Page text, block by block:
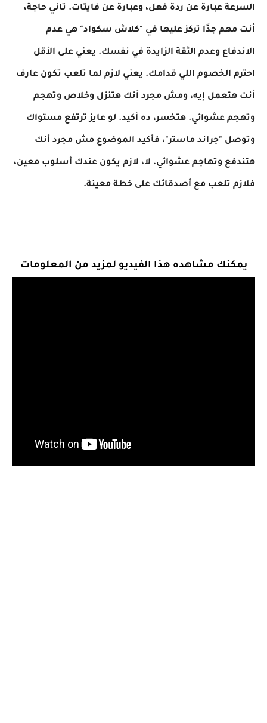
السرعة عبارة عن ردة فعل، وعبارة عن فايتات. تاني حاجة،
أنت مهم جدًا تركز عليها في "كلاش سكواد" هي عدم
الاندفاع وعدم الثقة الزايدة في نفسك. يعني على الأقل
احترم الخصوم اللي قدامك. يعني لازم لما تلعب تكون عارف
أنت هتعمل إيه، ومش مجرد أنك هتنزل وخلاص وتهجم
وتهجم عشوائي. هتخسر، ده أكيد. لو عايز ترتفع مستواك
وتوصل "جراند ماستر"، فأكيد الموضوع مش مجرد أنك
هتندفع وتهاجم عشوائي. لا، لازم يكون عندك أسلوب معين،
فلازم تلعب مع أصدقائك على خطة معينة.
يمكنك مشاهده هذا الفيديو لمزيد من المعلومات